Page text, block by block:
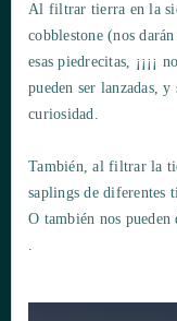
Al filtrar tierra en la
cobblestone (nos
esas piedrecitas, ¡¡¡¡
pueden ser lanzadas,
curiosidad.
También, al filtrar la
saplings de diferentes
O también nos pueden
.